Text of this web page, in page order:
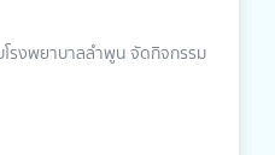
รงพยาบาลลำพูน จัดกิจกรรม